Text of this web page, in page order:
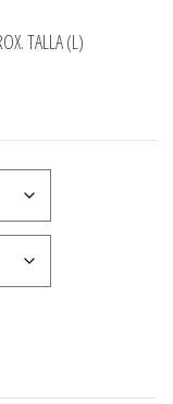
TALLA (L)